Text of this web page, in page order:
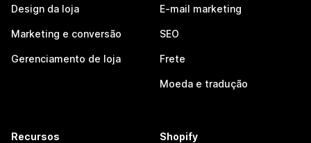
Design da loja
Marketing e conversão
Gerenciamento de loja
E-mail marketing
SEO
Frete
Moeda e tradução
Recursos Shopify